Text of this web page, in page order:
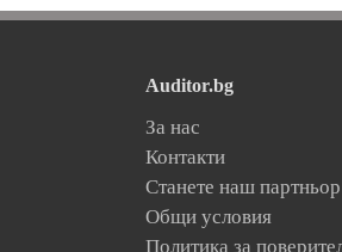
Auditor.bg
За нас
Контакти
Станете наш партньор
Общи условия
Политика за